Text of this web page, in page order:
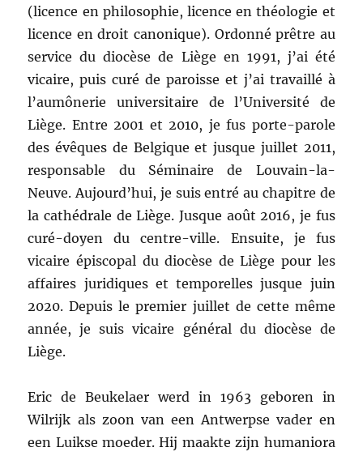
(licence en philosophie, licence en théologie et
licence en droit canonique). Ordonné prêtre au
service du diocèse de Liège en 1991, j’ai été
vicaire, puis curé de paroisse et j’ai travaillé à
l’aumônerie universitaire de l’Université de
Liège. Entre 2001 et 2010, je fus porte-parole
des évêques de Belgique et jusque juillet 2011,
responsable du Séminaire de Louvain-la-
Neuve. Aujourd’hui, je suis entré au chapitre de
la cathédrale de Liège. Jusque août 2016, je fus
curé-doyen du centre-ville. Ensuite, je fus
vicaire épiscopal du diocèse de Liège pour les
affaires juridiques et temporelles jusque juin
2020. Depuis le premier juillet de cette même
année, je suis vicaire général du diocèse de
Liège.
Eric de Beukelaer werd in 1963 geboren in
Wilrijk als zoon van een Antwerpse vader en
een Luikse moeder. Hij maakte zijn humaniora